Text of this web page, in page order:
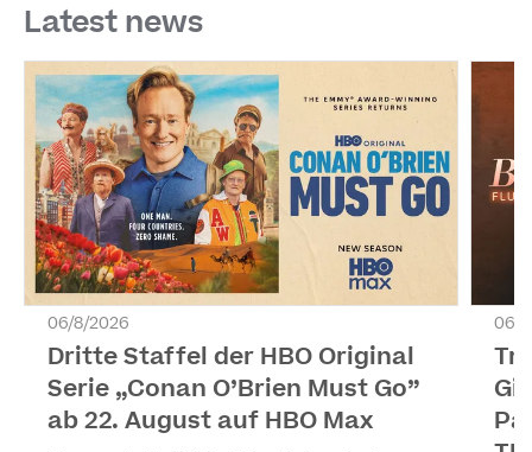
Latest news
06/8/2026
Dritte Staffel der HBO Original
Serie „Conan O’Brien Must Go”
ab 22. August auf HBO Max
06/